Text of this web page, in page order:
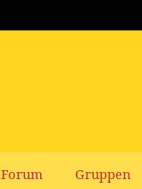
Forum Gruppen